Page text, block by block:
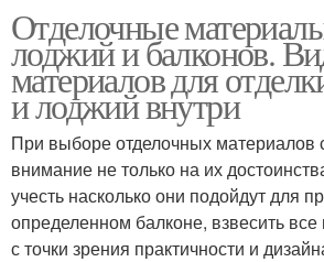
Отделочные
лоджий и балконов.
материалов для
и лоджий внутри
При выборе отделочных материалов
внимание не только на их
учесть насколько они подойдут для
определенном балконе, взвесить
с точки зрения практичности и